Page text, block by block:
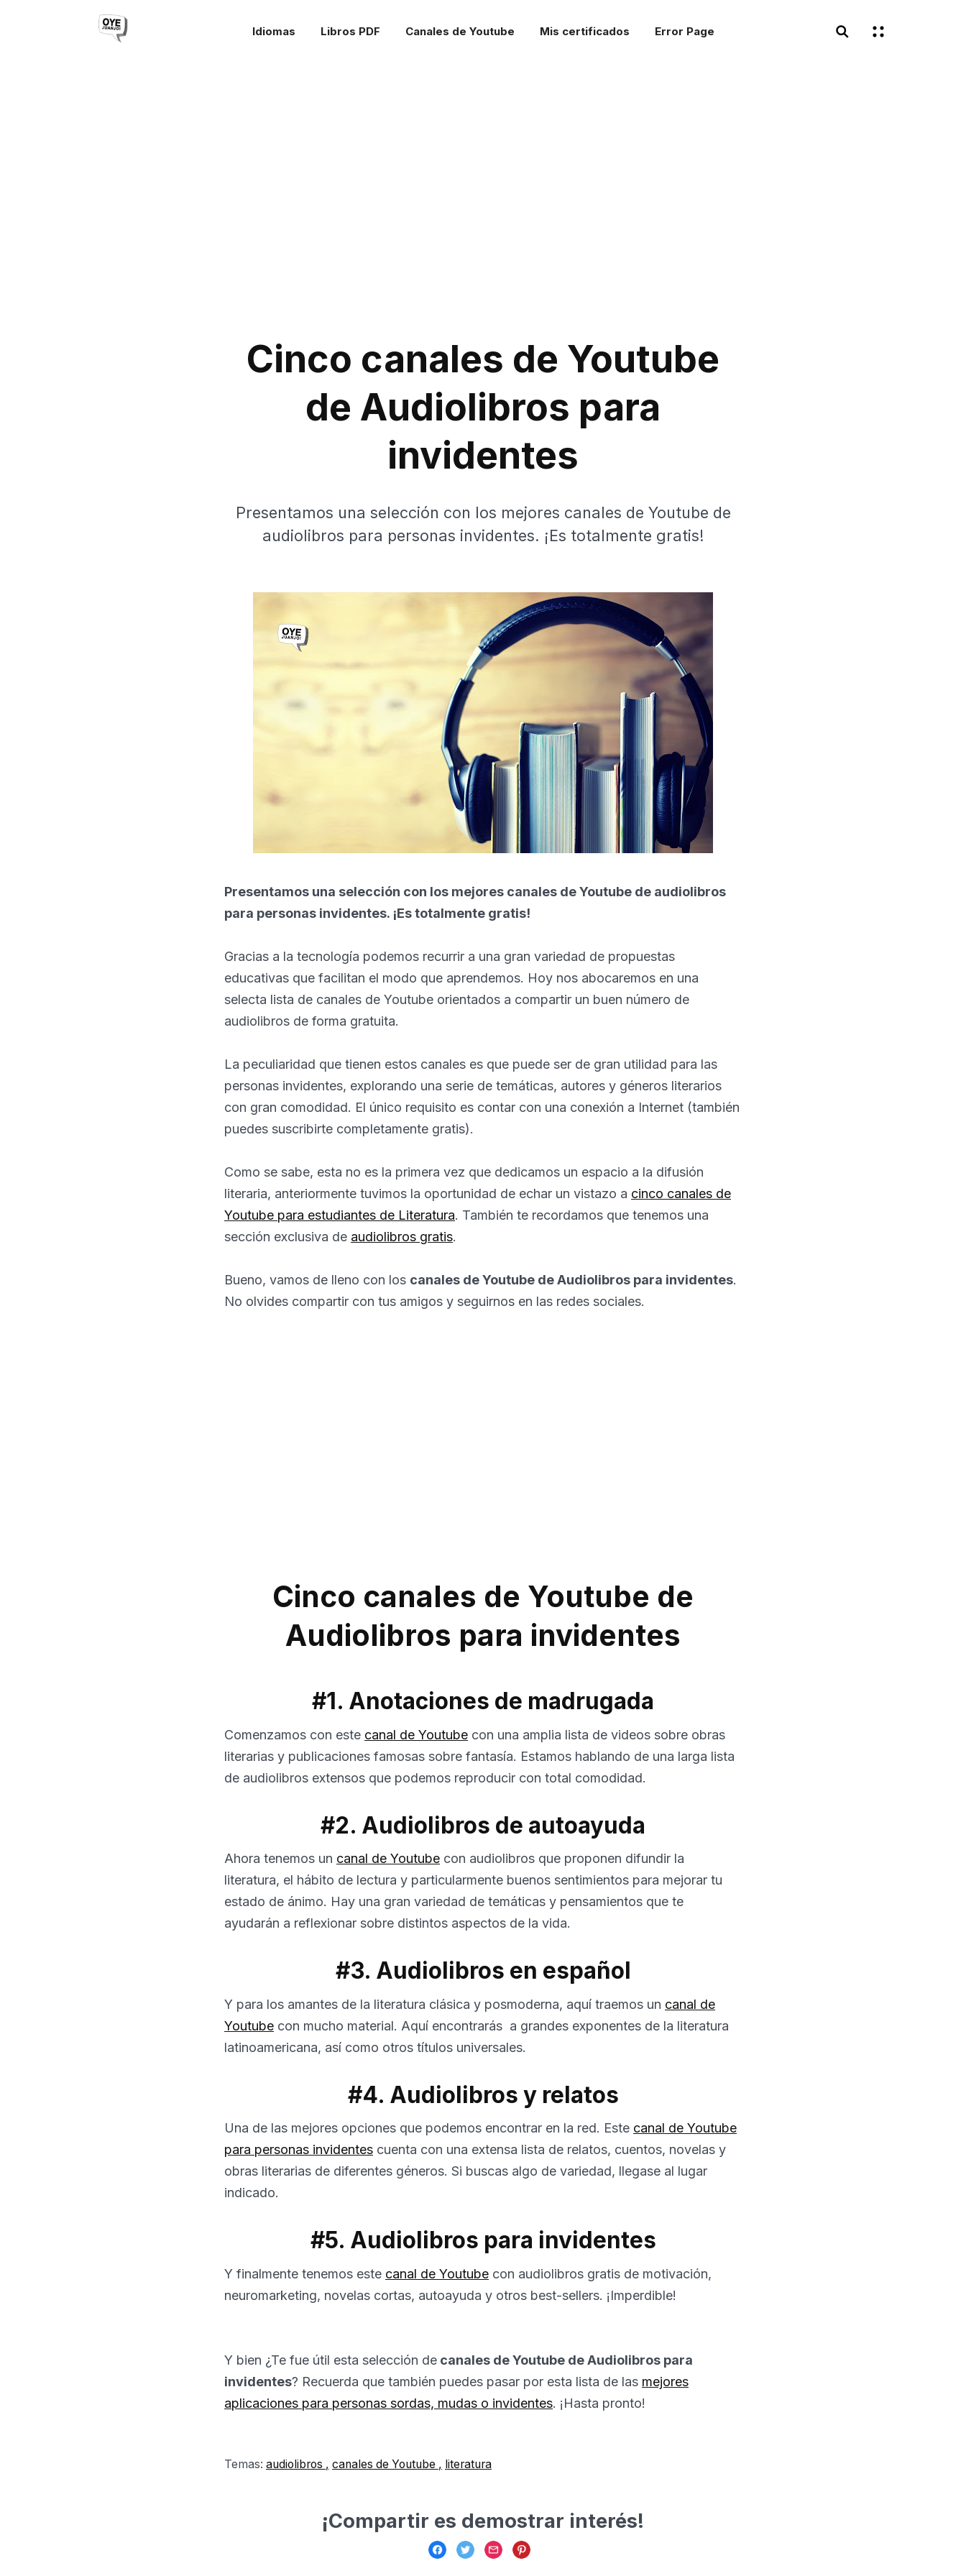
Idiomas Libros PDF Canales de Youtube Mis certificados Error Page
Cinco canales de Youtube
de Audiolibros para
invidentes
Presentamos una selección con los mejores canales de Youtube de
audiolibros para personas invidentes. ¡Es totalmente gratis!
Presentamos una selección con los mejores canales de Youtube de audiolibros
para personas invidentes. ¡Es totalmente gratis!
Gracias a la tecnología podemos recurrir a una gran variedad de propuestas
educativas que facilitan el modo que aprendemos. Hoy nos abocaremos en una
selecta lista de canales de Youtube orientados a compartir un buen número de
audiolibros de forma gratuita.
La peculiaridad que tienen estos canales es que puede ser de gran utilidad para las
personas invidentes, explorando una serie de temáticas, autores y géneros literarios
con gran comodidad. El único requisito es contar con una conexión a Internet (también
puedes suscribirte completamente gratis).
Como se sabe, esta no es la primera vez que dedicamos un espacio a la difusión
literaria, anteriormente tuvimos la oportunidad de echar un vistazo a cinco canales de
Youtube para estudiantes de Literatura. También te recordamos que tenemos una
sección exclusiva de audiolibros gratis.
Bueno, vamos de lleno con los canales de Youtube de Audiolibros para invidentes.
No olvides compartir con tus amigos y seguirnos en las redes sociales.
Cinco canales de Youtube de
Audiolibros para invidentes
#1. Anotaciones de madrugada
Comenzamos con este canal de Youtube con una amplia lista de videos sobre obras
literarias y publicaciones famosas sobre fantasía. Estamos hablando de una larga lista
de audiolibros extensos que podemos reproducir con total comodidad.
#2. Audiolibros de autoayuda
Ahora tenemos un canal de Youtube con audiolibros que proponen difundir la
literatura, el hábito de lectura y particularmente buenos sentimientos para mejorar tu
estado de ánimo. Hay una gran variedad de temáticas y pensamientos que te
ayudarán a reflexionar sobre distintos aspectos de la vida.
#3. Audiolibros en español
Y para los amantes de la literatura clásica y posmoderna, aquí traemos un canal de
Youtube con mucho material. Aquí encontrarás a grandes exponentes de la literatura
latinoamericana, así como otros títulos universales.
#4. Audiolibros y relatos
Una de las mejores opciones que podemos encontrar en la red. Este canal de Youtube
para personas invidentes cuenta con una extensa lista de relatos, cuentos, novelas y
obras literarias de diferentes géneros. Si buscas algo de variedad, llegase al lugar
indicado.
#5. Audiolibros para invidentes
Y finalmente tenemos este canal de Youtube con audiolibros gratis de motivación,
neuromarketing, novelas cortas, autoayuda y otros best-sellers. ¡Imperdible!
Y bien ¿Te fue útil esta selección de canales de Youtube de Audiolibros para
invidentes? Recuerda que también puedes pasar por esta lista de las mejores
aplicaciones para personas sordas, mudas o invidentes. ¡Hasta pronto!
Temas: audiolibros canales de Youtube literatura
¡Compartir es demostrar interés!